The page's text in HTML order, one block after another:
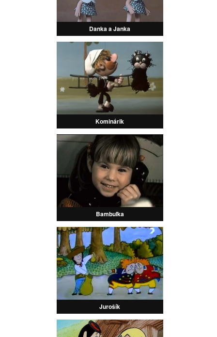
Danka a Janka
Kominárik
Bambuľka
Jurošík